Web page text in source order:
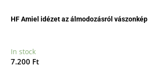
HF Amiel idézet az álmodozásról vászonkép
In stock
7.200 Ft